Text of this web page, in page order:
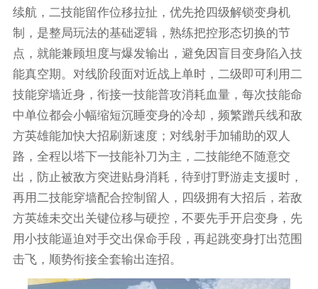
续航，二技能留作位移拉扯，优先抢四级解锁变身机
制，是整局玩法的基础逻辑，熟练把控形态切换的节
点，就能兼顾坦度与爆发输出，避免因盲目变身陷入技
能真空期。对线阶段面对近战上单时，二级即可利用二
技能穿墙近身，衔接一技能普攻消耗血量，每次技能命
中单位都会小幅缩短沉睡变身的冷却，频繁蹭兵线和敌
方英雄能加快大招刷新速度；对线射手加辅助的双人
路，全程以塔下一技能补刀为主，二技能绝不随意交
出，防止被敌方突进贴身消耗，待到打野游走支援时，
再用二技能穿墙配合控制留人，四级拥有大招后，若敌
方英雄未交出关键位移与硬控，不要先手开启变身，先
用小技能逼迫对手交出保命手段，再起跳变身打出范围
击飞，顺势衔接全套输出连招。